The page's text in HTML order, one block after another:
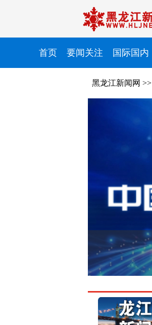
首页 要闻关注 国际国内
黑龙江新闻网 >>